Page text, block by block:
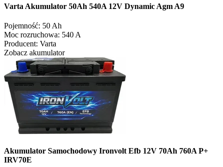
Varta Akumulator 50Ah 540A 12V Dynamic Agm A9
Pojemność: 50 Ah
Moc rozruchowa: 540 A
Producent: Varta
Zobacz akumulator
Akumulator Samochodowy Ironvolt Efb 12V 70Ah 760A P+
IRV70E